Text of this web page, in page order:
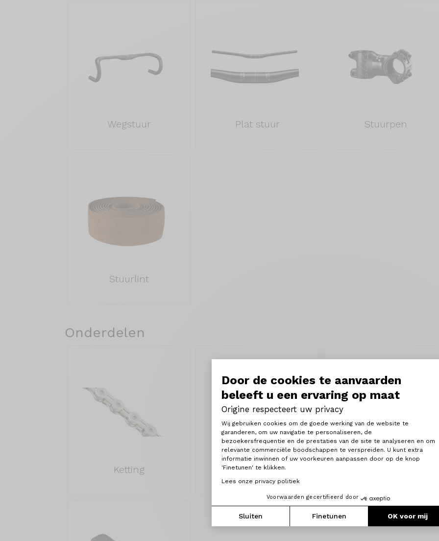
Door de cookies te aanvaarden
beleeft u een ervaring op maat
Origine respecteert uw privacy
Toestemmingsbeheerplatform:
Wij gebruiken cookies om de goede werking van de website te
garanderen, om uw navigatie te personaliseren, de
bezoekersfrequentie en de prestaties van de site te analyseren en om
relevante commerciële boodschappen te verspreiden. U kunt extra
informatie inwinnen of uw voorkeuren aanpassen door op de knop
'Finetunen' te klikken.
Lees onze privacy politiek
Voorwaarden gecertifieerd door
Sluiten Finetunen OK voor mij
Axeptio consent
Wegstuur Plat stuur Stuurpen
Stuurlint
Onderdelen
Ketting Zadelpen